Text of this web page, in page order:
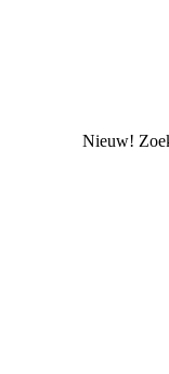
Nieuw!